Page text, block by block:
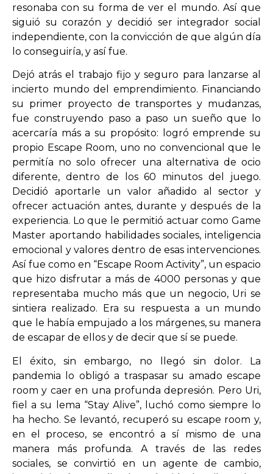
resonaba con su forma de ver el mundo. Así que
siguió su corazón y decidió ser integrador social
independiente, con la convicción de que algún día
lo conseguiría, y así fue.
Dejó atrás el trabajo fijo y seguro para lanzarse al
incierto mundo del emprendimiento. Financiando
su primer proyecto de transportes y mudanzas,
fue construyendo paso a paso un sueño que lo
acercaría más a su propósito: logró emprende su
propio Escape Room, uno no convencional que le
permitía no solo ofrecer una alternativa de ocio
diferente, dentro de los 60 minutos del juego.
Decidió aportarle un valor añadido al sector y
ofrecer actuación antes, durante y después de la
experiencia. Lo que le permitió actuar como Game
Master aportando habilidades sociales, inteligencia
emocional y valores dentro de esas intervenciones.
Así fue como en “Escape Room Activity”, un espacio
que hizo disfrutar a más de 4000 personas y que
representaba mucho más que un negocio, Uri se
sintiera realizado. Era su respuesta a un mundo
que le había empujado a los márgenes, su manera
de escapar de ellos y de decir que sí se puede.
El éxito, sin embargo, no llegó sin dolor. La
pandemia lo obligó a traspasar su amado escape
room y caer en una profunda depresión. Pero Uri,
fiel a su lema “Stay Alive”, luchó como siempre lo
ha hecho. Se levantó, recuperó su escape room y,
en el proceso, se encontró a sí mismo de una
manera más profunda. A través de las redes
sociales, se convirtió en un agente de cambio,